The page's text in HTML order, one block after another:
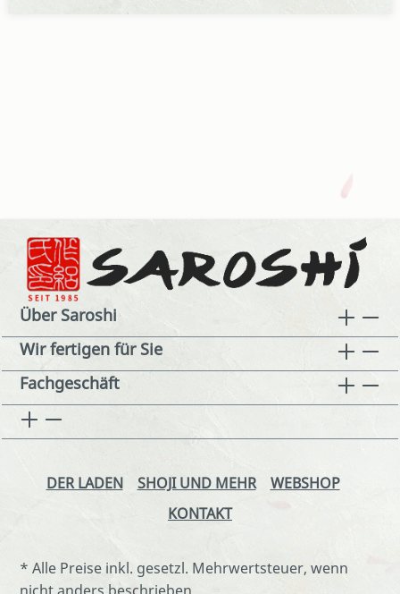
Über Saroshi
Wir fertigen für Sie
Fachgeschäft
DER LADEN SHOJI UND MEHR
WEBSHOP
KONTAKT
* Alle Preise inkl. gesetzl. Mehrwertsteuer, wenn